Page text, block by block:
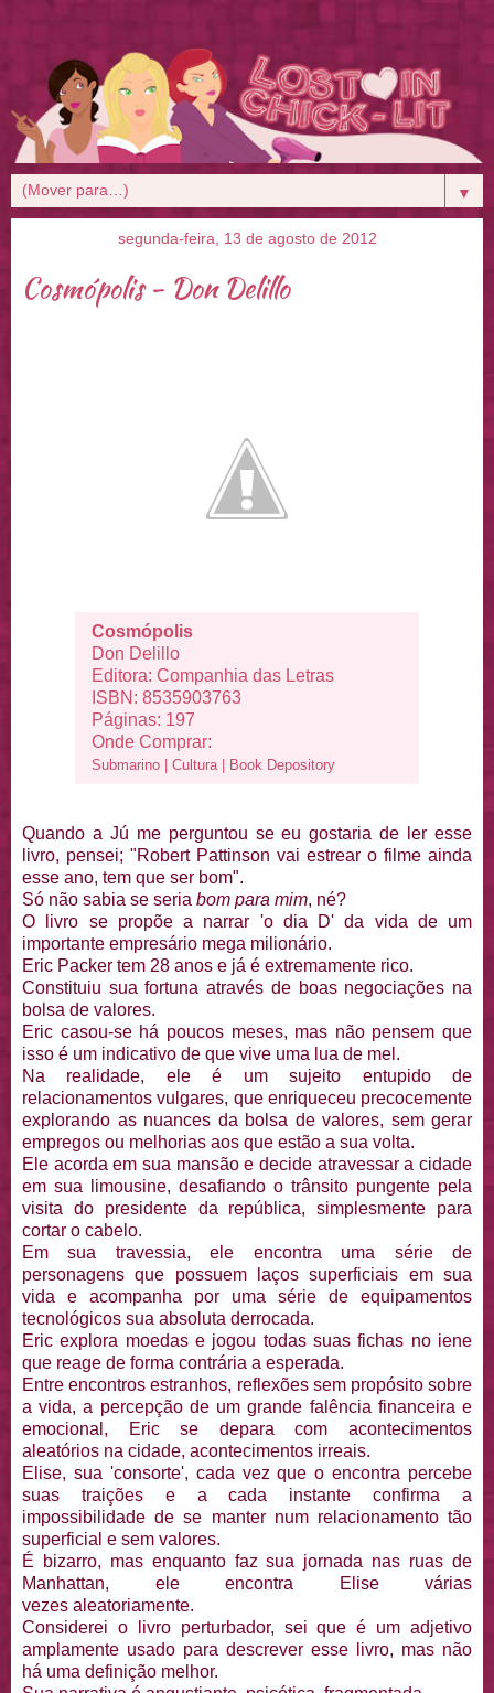
▼
segunda-feira, 13 de agosto de 2012
Cosmópolis - Don Delillo
Cosmópolis
Don Delillo
Editora: Companhia das Letras
ISBN: 8535903763
Páginas: 197
Onde Comprar:
Submarino |Cultura | Book Depository
Quando a Jú me perguntou se eu gostaria de ler esse
livro, pensei; "Robert Pattinson vai estrear o filme ainda
esse ano, tem que ser bom".
Só não sabia se seria bom para mim, né?
O livro se propõe a narrar 'o dia D' da vida de um
importante empresário mega milionário.
Eric Packer tem 28 anos e já é extremamente rico.
Constituiu sua fortuna através de boas negociações na
bolsa de valores.
Eric casou-se há poucos meses, mas não pensem que
isso é um indicativo de que vive uma lua de mel.
Na realidade, ele é um sujeito entupido de
relacionamentos vulgares, que enriqueceu precocemente
explorando as nuances da bolsa de valores, sem gerar
empregos ou melhorias aos que estão a sua volta.
Ele acorda em sua mansão e decide atravessar a cidade
em sua limousine, desafiando o trânsito pungente pela
visita do presidente da república, simplesmente para
cortar o cabelo.
Em sua travessia, ele encontra uma série de
personagens que possuem laços superficiais em sua
vida e acompanha por uma série de equipamentos
tecnológicos sua absoluta derrocada.
Eric explora moedas e jogou todas suas fichas no iene
que reage de forma contrária a esperada.
Entre encontros estranhos, reflexões sem propósito sobre
a vida, a percepção de um grande falência financeira e
emocional, Eric se depara com acontecimentos
aleatórios na cidade, acontecimentos irreais.
Elise, sua 'consorte', cada vez que o encontra percebe
suas traições e a cada instante confirma a
impossibilidade de se manter num relacionamento tão
superficial e sem valores.
É bizarro, mas enquanto faz sua jornada nas ruas de
Manhattan, ele encontra Elise várias
vezes aleatoriamente.
Considerei o livro perturbador, sei que é um adjetivo
amplamente usado para descrever esse livro, mas não
há uma definição melhor.